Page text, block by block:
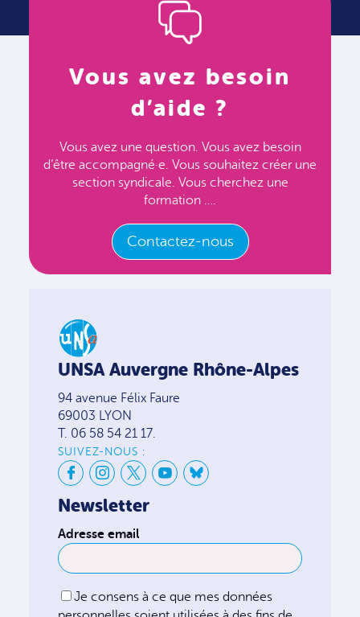
Vous avez besoin
d’aide ?
Vous avez une question. Vous avez besoin
d’être accompagné·e. Vous souhaitez créer une
section syndicale. Vous cherchez une
formation ….
Contactez-nous
UNSA Auvergne Rhône-Alpes
94 avenue Félix Faure
69003 LYON
T. 06 58 54 21 17.
SUIVEZ-NOUS :
Newsletter
Adresse email
Je consens à ce que mes données